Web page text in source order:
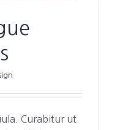
Curabitur ut